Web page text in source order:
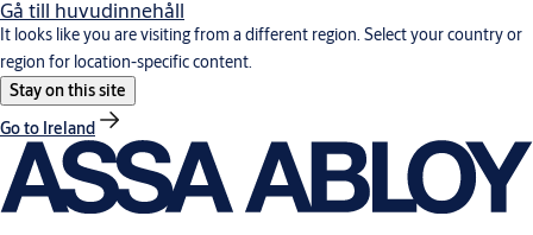
Gå till huvudinnehåll
It looks like you are visiting from a different region. Select your country or
region for location-specific content.
Stay on this site
Go to Ireland